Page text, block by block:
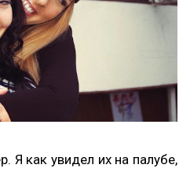
Я как увидел их на палубе,